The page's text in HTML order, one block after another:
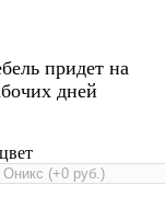
придет на
дней